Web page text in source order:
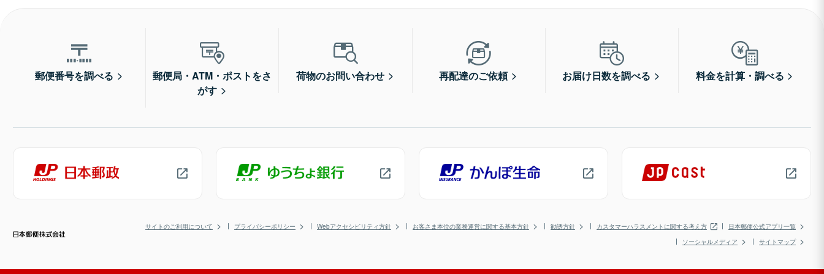
郵便番号を調べる
郵便局・ATM・ポストをさ
がす
荷物のお問い合わせ 再配達のご依頼 お届け日数を調べる 料金を計算・調べる
サイトのご利用について プライバシーポリシー Webアクセシビリティ方針 お客さま本位の業務運営に関する基本方針 勧誘方針 カスタマーハラスメントに関する考え方
日本郵便公式アプリ一覧
ソーシャルメディア
サイトマップ